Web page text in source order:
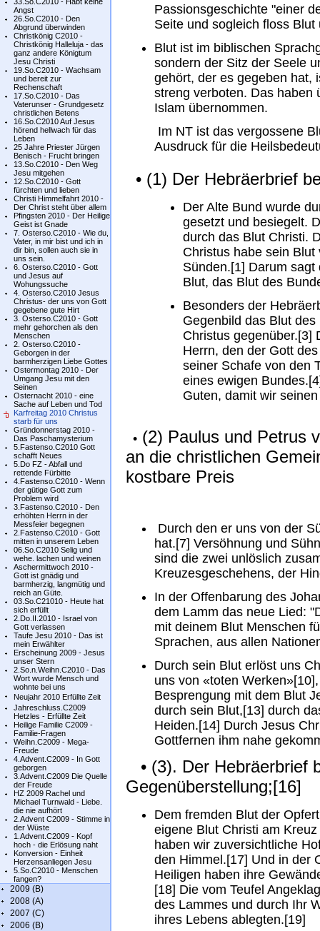
Angst
26.So.C2010 - Den
Abgrund überwinden
Christkönig C2010 -
Christkönig Halleluja - das
ganz andere Königtum
Jesu Christi
19.So.C2010 - Wachsam
und bereit zur
Rechenschaft
17.So.C2010 - Das
Vaterunser - Grundgesetz
christlichen Betens
16.So.C2010 Auf Jesus
hörend hellwach für das
Leben
25 Jahre Priester Jürgen
Benisch - Frucht bringen
13.So.C2010 - Den Weg
Jesu mitgehen
12.So.C2010 - Gott
fürchten und lieben
Christi Himmelfahrt 2010 -
Der Christ steht über allem
Pfingsten 2010 - Der Heilige
Geist ist Gnade
7. Osterso.C2010 - Wie du,
Vater, in mir bist und ich in
dir bin, sollen auch sie in
uns sein.
6. Osterso.C2010 - Gott
und Jesus auf
Wohungssuche
4. Osterso.C2010 Jesus
Christus- der uns von Gott
gegebene gute Hirt
3. Osterso.C2010 - Gott
mehr gehorchen als den
Menschen
2. Osterso.C2010 -
Geborgen in der
barmherzigen Liebe Gottes
Ostermontag 2010 - Der
Umgang Jesu mit den
Seinen
Osternacht 2010 - eine
Sache auf Leben und Tod
Karfreitag 2010 Christus
starb für uns
Gründonnerstag 2010 -
Das Paschamysterium
5.Fastenso.C2010 Gott
schafft Neues
5.Do FZ - Abfall und
rettende Fürbitte
4.Fastenso.C2010 - Wenn
der gütige Gott zum
Problem wird
3.Fastenso.C2010 - Den
erhöhten Herrn in der
Messfeier begegnen
2.Fastenso.C2010 - Gott
mitten in unserem Leben
06.So.C2010 Selig und
wehe. lachen und weinen
Aschermittwoch 2010 -
Gott ist gnädig und
barmherzig, langmütig und
reich an Güte.
03.So.C21010 - Heute hat
sich erfüllt
2.Do.II.2010 - Israel von
Gott verlassen
Taufe Jesu 2010 - Das ist
mein Erwählter
Erscheinung 2009 - Jesus
unser Stern
2.So.n.Weihn.C2010 - Das
Wort wurde Mensch und
wohnte bei uns
Neujahr 2010 Erfüllte Zeit
Jahreschluss.C2009
Hetzles - Erfüllte Zeit
Heilige Familie C2009 -
Familie-Fragen
Weihn.C2009 - Mega-
Freude
4.Advent.C2009 - In Gott
geborgen
3.Advent.C2009 Die Quelle
der Freude
HZ 2009 Rachel und
Michael Turnwald - Liebe.
die nie aufhört
2.Advent C2009 - Stimme in
der Wüste
1.Advent.C2009 - Kopf
hoch - die Erlösung naht
Konversion - Einheit
Herzensanliegen Jesu
5.So.C2010 - Menschen
fangen?
2009 (B)
2008 (A)
2007 (C)
2006 (B)
Passionsgeschichte "einer
Seite und sogleich floss Blut
Blut ist im biblischen
sondern der Sitz der Seele
gehört, der es gegeben hat,
streng verboten. Das haben
Islam übernommen.
Im NT ist das vergossene
Ausdruck für die
• (1) Der Hebräerbrief
Der Alte Bund wurde
gesetzt und besiegelt.
durch das Blut Christi.
Christus habe sein
Sünden.[1] Darum sagt
Blut, das Blut des
Besonders der
Gegenbild das Blut
Christus gegenüber.[3]
Herrn, den der Gott
seiner Schafe von den
eines ewigen
Guten, damit wir
• (2) Paulus und Petrus
an die christlichen
kostbare Preis
Durch den er uns von der
hat.[7] Versöhnung und
sind die zwei unlöslich
Kreuzesgeschehens, der
In der Offenbarung des
dem Lamm das neue Lied:
mit deinem Blut Menschen
Sprachen, aus allen
Durch sein Blut erlöst uns
uns von «toten
Besprengung mit dem Blut
durch sein Blut,[13] durch
Heiden.[14] Durch Jesus
Gottfernen ihm nahe
• (3). Der Hebräerbrief
Gegenüberstellung;[16]
Dem fremden Blut der
eigene Blut Christi am
haben wir zuversichtliche
den Himmel.[17] Und in der
Heiligen haben ihre
[18] Die vom Teufel
des Lammes und durch Ihr
ihres Lebens ablegten.[19]